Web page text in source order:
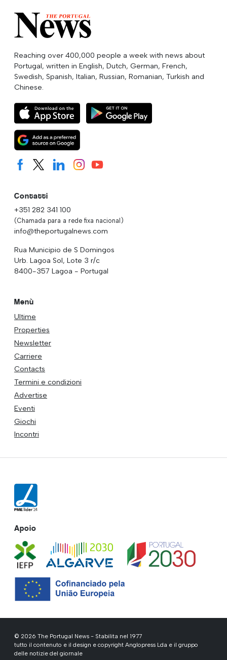
Reaching over 400,000 people a week with news about
Portugal, written in English, Dutch, German, French,
Swedish, Spanish, Italian, Russian, Romanian, Turkish and
Chinese.
Contatti
+351 282 341 100
(Chamada para a rede fixa nacional)
info@theportugalnews.com
Rua Municipio de S Domingos
Urb. Lagoa Sol, Lote 3 r/c
8400-357 Lagoa - Portugal
Menù
Ultime
Properties
Newsletter
Carriere
Contacts
Termini e condizioni
Advertise
Eventi
Giochi
Incontri
Apoio
© 2026 The Portugal News - Stabilita nel 1977
tutto il contenuto e il design e copyright Anglopress Lda e il gruppo
delle notizie del giornale